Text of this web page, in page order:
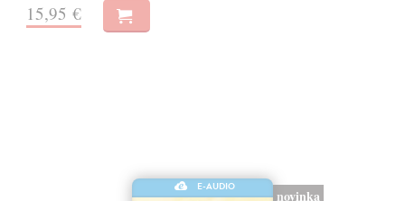
15,95 €
E-AUDIO
novinka